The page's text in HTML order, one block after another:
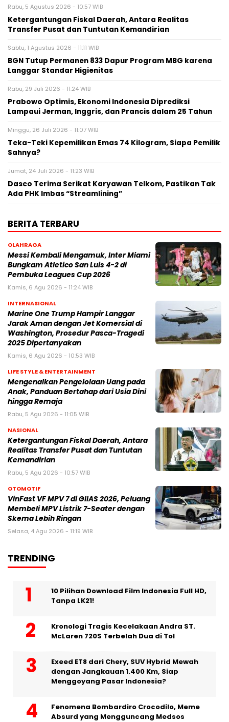
Rabu, 5 Agustus 2026 - 10:57 WIB
Ketergantungan Fiskal Daerah, Antara Realitas
Transfer Pusat dan Tuntutan Kemandirian
Sabtu, 1 Agustus 2026 - 11:11 WIB
BGN Tutup Permanen 833 Dapur Program MBG karena
Langgar Standar Higienitas
Rabu, 29 Juli 2026 - 11:24 WIB
Prabowo Optimis, Ekonomi Indonesia Diprediksi
Lampaui Jerman, Inggris, dan Prancis dalam 25 Tahun
Minggu, 26 Juli 2026 - 11:07 WIB
Teka-Teki Kepemilikan Emas 74 Kilogram, Siapa Pemilik
Sahnya?
Jumat, 24 Juli 2026 - 11:23 WIB
Dasco Terima Serikat Karyawan Telkom, Pastikan Tak
Ada PHK Imbas “Streamlining”
BERITA TERBARU
OLAHRAGA
Messi Kembali Mengamuk, Inter Miami
Bungkam Atletico San Luis 4-2 di
Pembuka Leagues Cup 2026
Kamis, 6 Agu 2026 - 11:24 WIB
INTERNASIONAL
Marine One Trump Hampir Langgar
Jarak Aman dengan Jet Komersial di
Washington, Prosedur Pasca-Tragedi
2025 Dipertanyakan
Kamis, 6 Agu 2026 - 10:53 WIB
LIFE STYLE & ENTERTAINMENT
Mengenalkan Pengelolaan Uang pada
Anak, Panduan Bertahap dari Usia Dini
hingga Remaja
Rabu, 5 Agu 2026 - 11:05 WIB
NASIONAL
Ketergantungan Fiskal Daerah, Antara
Realitas Transfer Pusat dan Tuntutan
Kemandirian
Rabu, 5 Agu 2026 - 10:57 WIB
OTOMOTIF
VinFast VF MPV 7 di GIIAS 2026, Peluang
Membeli MPV Listrik 7-Seater dengan
Skema Lebih Ringan
Selasa, 4 Agu 2026 - 11:19 WIB
TRENDING
10 Pilihan Download Film Indonesia Full HD,
Tanpa LK21!
Kronologi Tragis Kecelakaan Andra ST.
McLaren 720S Terbelah Dua di Tol
Exeed ET8 dari Chery, SUV Hybrid Mewah
dengan Jangkauan 1.400 Km, Siap
Menggoyang Pasar Indonesia?
Fenomena Bombardiro Crocodilo, Meme
Absurd yang Mengguncang Medsos